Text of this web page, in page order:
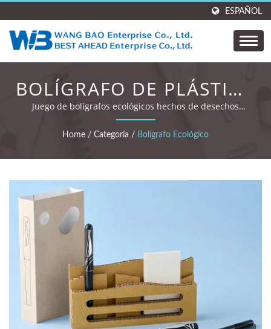
ESPAÑOL
BOLÍGRAFO DE PLÁSTICO
RECICLADO,
BOLÍGRAFOS DE BOLA
ECOLÓGICOS.
Juego de bolígrafos ecológicos hechos de desechos
reciclados del océano.
Home / Categoría / Bolígrafo Ecológico